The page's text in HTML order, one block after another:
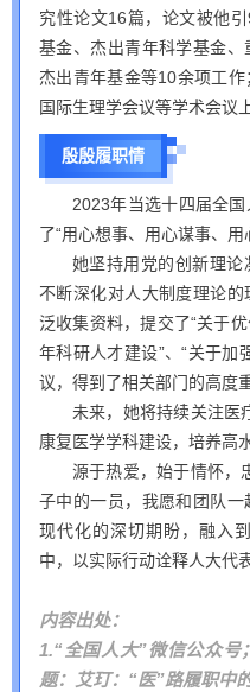
究性论文16篇，论文被他
基金、杰出青年科学基金
杰出青年基金等10余项工作
国际生理学会议等学术会议
殷殷履职情
2023年当选十四届全
了“用心想事、用心谋事、用
她坚持用党的创新理论
不断深化对人大制度理论
泛收集资料，提交了“关于
年科研人才建设”、“关于加
议，得到了相关部门的高度重
未来，她将持续关注医
康复医学学科建设，培养高
源于热爱，始于情怀，
子中的一员，我愿和团队
现代化的深切期盼，融入
中，以实际行动诠释人大代
内容出处：
1.“全国人大”微信公众号
题：艾玎：“医”路履职中